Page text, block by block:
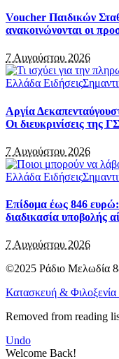
Voucher Παιδικών
ανακοινώνονται οι
7 Αυγούστου 2026
Ελλάδα Ειδήσεις
Αργία
Οι διευκρινίσεις της
7 Αυγούστου 2026
Ελλάδα Ειδήσεις
Επίδομα έως 846 ευρώ:
διαδικασία υποβολής
7 Αυγούστου 2026
©2025 Ράδιο Μελωδία
Κατασκευή &
Removed from reading
Undo
Welcome Back!